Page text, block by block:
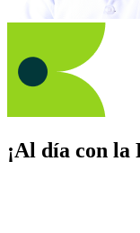
¡Al día con